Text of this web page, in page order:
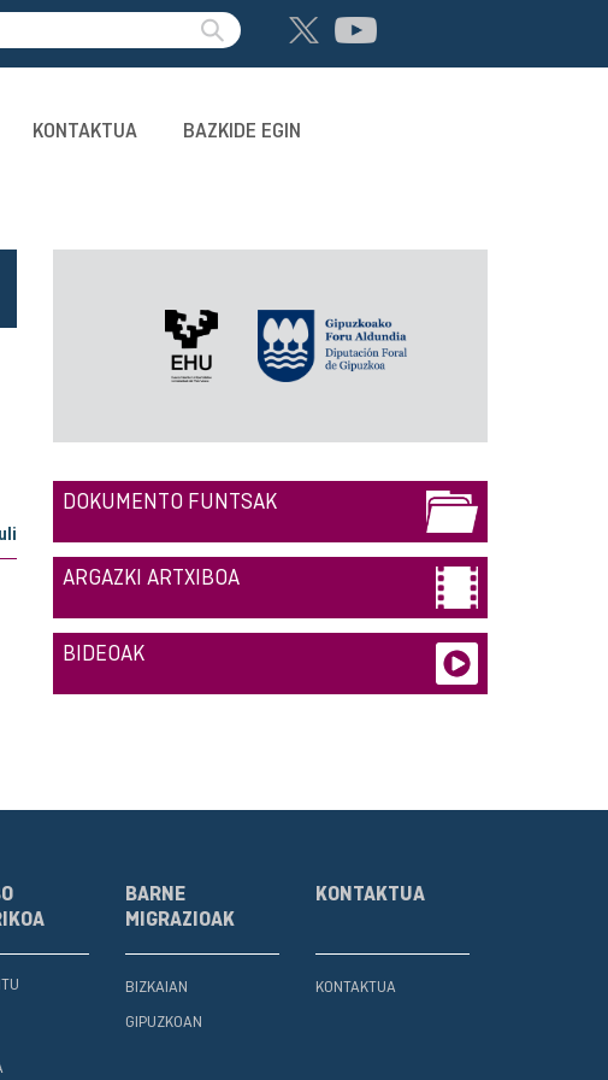
KONTAKTUA BAZKIDE EGIN
DOKUMENTO FUNTSAK
ARGAZKI ARTXIBOA
BIDEOAK
BARNE
MIGRAZIOAK
BIZKAIAN
GIPUZKOAN
KONTAKTUA
KONTAKTUA